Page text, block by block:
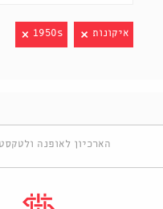
איקונות 1950s
הארכיון לאופנה